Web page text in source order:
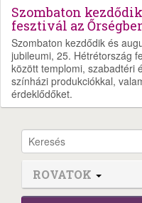
Szombaton
fesztivál az
Szombaton kezdődik és
jubileumi, 25. Hétrétország
között templomi, szabadtéri
színházi produkciókkal,
érdeklődőket.
ROVATOK